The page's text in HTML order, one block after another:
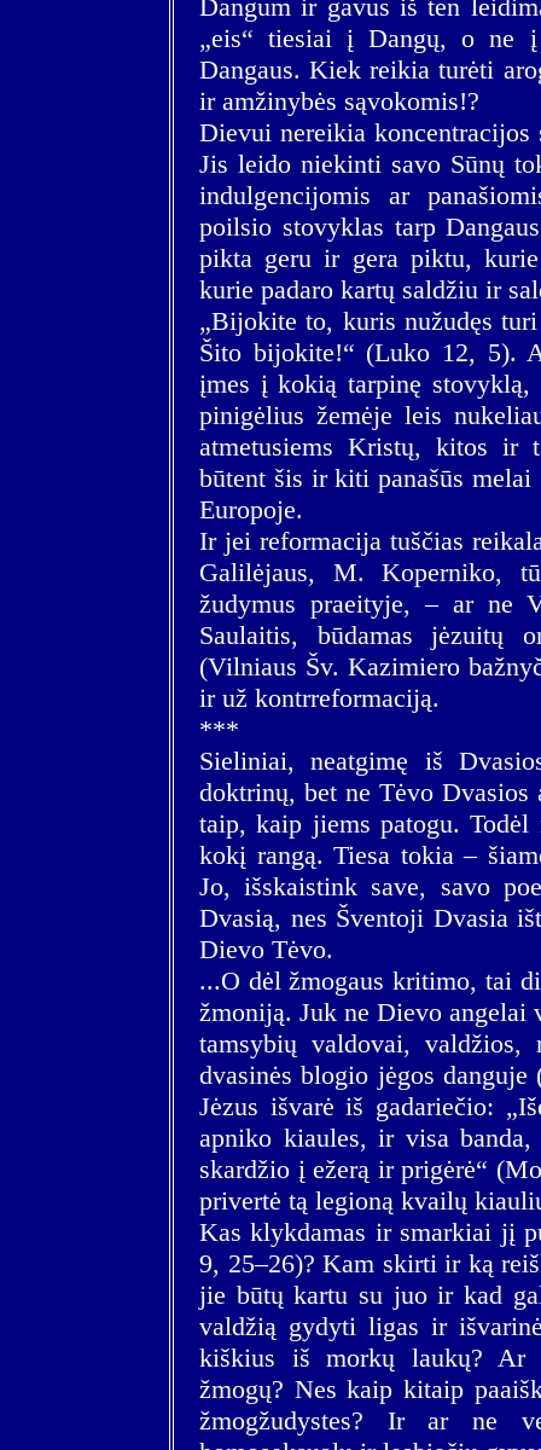
Dangum ir gavus iš ten
„eis“ tiesiai į Dangų, o ne
Dangaus. Kiek reikia turėti
ir amžinybės sąvokomis!?
Dievui nereikia
Jis leido niekinti savo Sūnų
indulgencijomis ar
poilsio stovyklas tarp
pikta geru ir gera piktu,
kurie padaro kartų saldžiu ir
„Bijokite to, kuris nužudęs
Šito bijokite!“ (Luko 12, 5).
įmes į kokią tarpinę stovyklą,
pinigėlius žemėje leis
atmetusiems Kristų, kitos ir
būtent šis ir kiti panašūs
Europoje.
Ir jei reformacija tuščias
Galilėjaus, M. Koperniko,
žudymus praeityje, – ar ne
Saulaitis, būdamas jėzuitų
(Vilniaus Šv. Kazimiero
ir už kontrreformaciją.
***
Sieliniai, neatgimę iš
doktrinų, bet ne Tėvo Dvasios
taip, kaip jiems patogu.
kokį rangą. Tiesa tokia –
Jo, išskaistink save, savo
Dvasią, nes Šventoji Dvasia
Dievo Tėvo.
...O dėl žmogaus kritimo, tai
žmoniją. Juk ne Dievo angelai
tamsybių valdovai,
dvasinės blogio jėgos
Jėzus išvarė iš gadariečio:
apniko kiaules, ir visa
skardžio į ežerą ir prigėrė“
privertė tą legioną kvailų
Kas klykdamas ir smarkiai jį
9, 25–26)? Kam skirti ir ką
jie būtų kartu su juo ir kad
valdžią gydyti ligas ir
kiškius iš morkų laukų? Ar
žmogų? Nes kaip kitaip
žmogžudystes? Ir ar ne